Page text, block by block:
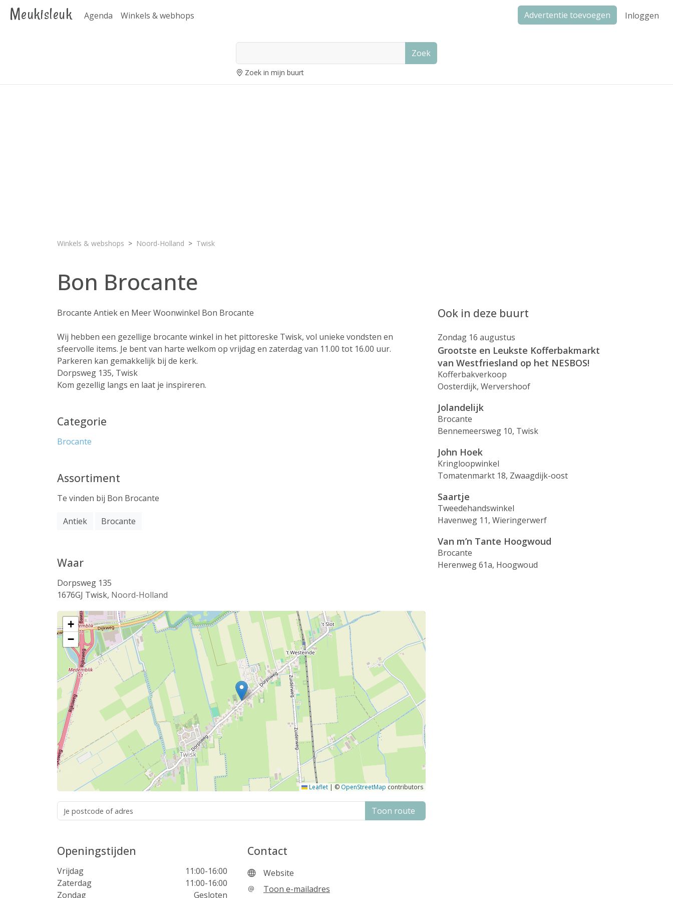
Meukisleuk Agenda Winkels & webhops Advertentie toevoegen Inloggen
Zoek
Zoek in mijn buurt
Winkels & webshops Noord-Holland Twisk
Bon Brocante
Brocante Antiek en Meer Woonwinkel Bon Brocante
Wij hebben een gezellige brocante winkel in het pittoreske Twisk, vol unieke vondsten en
sfeervolle items. Je bent van harte welkom op vrijdag en zaterdag van 11.00 tot 16.00 uur.
Parkeren kan gemakkelijk bij de kerk.
Dorpsweg 135, Twisk
Kom gezellig langs en laat je inspireren.
Categorie
Brocante
Assortiment
Te vinden bij Bon Brocante
Antiek Brocante
Waar
Dorpsweg 135
1676GJ Twisk, Noord-Holland
+
−
Leaflet | © OpenStreetMap contributors
Toon route
Openingstijden
Vrijdag
11:00-16:00
Zaterdag
11:00-16:00
Zondag
Gesloten
Contact
Website
Toon e-mailadres
Ook in deze buurt
Zondag 16 augustus
Grootste en Leukste Kofferbakmarkt
van Westfriesland op het NESBOS!
Kofferbakverkoop
Oosterdijk, Wervershoof
Jolandelijk
Brocante
Bennemeersweg 10, Twisk
John Hoek
Kringloopwinkel
Tomatenmarkt 18, Zwaagdijk-oost
Saartje
Tweedehandswinkel
Havenweg 11, Wieringerwerf
Van m’n Tante Hoogwoud
Brocante
Herenweg 61a, Hoogwoud